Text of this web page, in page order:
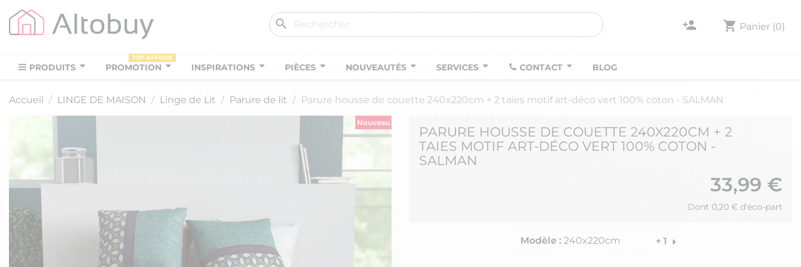
search person_add shopping_cart Panier (0)
PRODUITS PROMOTION
TOP AFFAIRE
INSPIRATIONS PIÈCES NOUVEAUTÉS SERVICES CONTACT BLOG
Accueil LINGE DE MAISON Linge de Lit Parure de lit Parure housse de couette 240x220cm + 2 taies motif art-déco vert 100% coton - SALMAN
Nouveau
PARURE HOUSSE DE COUETTE 240X220CM + 2
TAIES MOTIF ART-DÉCO VERT 100% COTON -
SALMAN
33,99 €
Dont 0,20 € d'éco-part
Modèle : 240x220cm + 1 arrow_right